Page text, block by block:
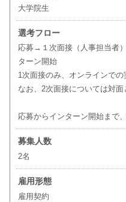
大学院生
選考フロー
応募→１次面接（人事担当
ターン開始
1次面接のみ、オンラインでの
なお、2次面接については対面
応募からインターン開始まで
募集人数
2名
雇用形態
雇用契約